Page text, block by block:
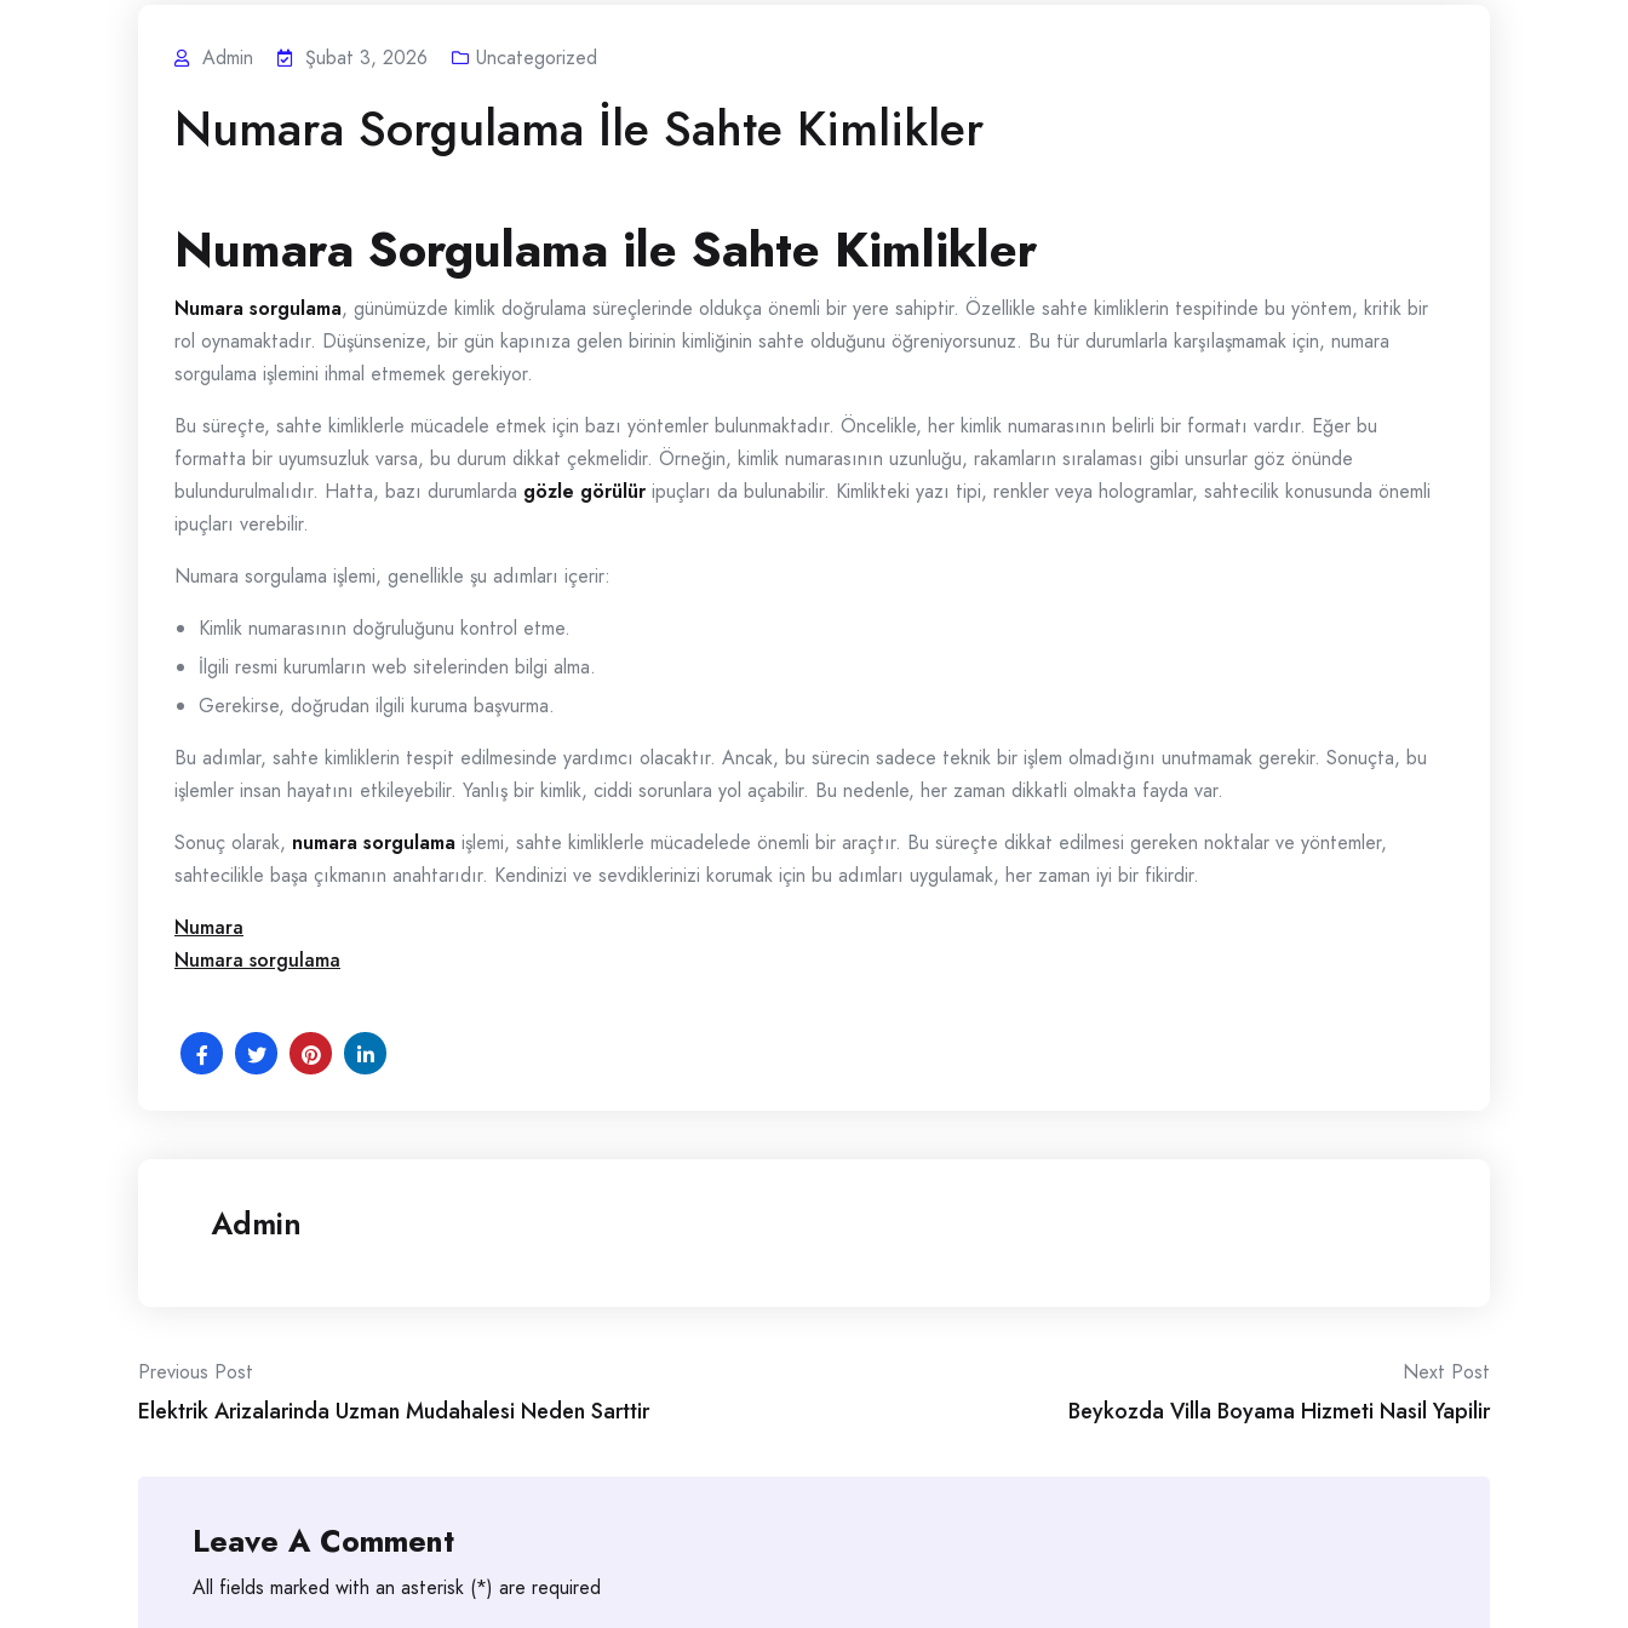
Admin Şubat 3, 2026 Uncategorized
Numara Sorgulama İle Sahte Kimlikler
Numara Sorgulama ile Sahte Kimlikler
Numara sorgulama, günümüzde kimlik doğrulama süreçlerinde oldukça önemli bir yere sahiptir. Özellikle sahte kimliklerin tespitinde bu yöntem, kritik bir
rol oynamaktadır. Düşünsenize, bir gün kapınıza gelen birinin kimliğinin sahte olduğunu öğreniyorsunuz. Bu tür durumlarla karşılaşmamak için, numara
sorgulama işlemini ihmal etmemek gerekiyor.
Bu süreçte, sahte kimliklerle mücadele etmek için bazı yöntemler bulunmaktadır. Öncelikle, her kimlik numarasının belirli bir formatı vardır. Eğer bu
formatta bir uyumsuzluk varsa, bu durum dikkat çekmelidir. Örneğin, kimlik numarasının uzunluğu, rakamların sıralaması gibi unsurlar göz önünde
bulundurulmalıdır. Hatta, bazı durumlarda gözle görülür ipuçları da bulunabilir. Kimlikteki yazı tipi, renkler veya hologramlar, sahtecilik konusunda önemli
ipuçları verebilir.
Numara sorgulama işlemi, genellikle şu adımları içerir:
Kimlik numarasının doğruluğunu kontrol etme.
İlgili resmi kurumların web sitelerinden bilgi alma.
Gerekirse, doğrudan ilgili kuruma başvurma.
Bu adımlar, sahte kimliklerin tespit edilmesinde yardımcı olacaktır. Ancak, bu sürecin sadece teknik bir işlem olmadığını unutmamak gerekir. Sonuçta, bu
işlemler insan hayatını etkileyebilir. Yanlış bir kimlik, ciddi sorunlara yol açabilir. Bu nedenle, her zaman dikkatli olmakta fayda var.
Sonuç olarak, numara sorgulama işlemi, sahte kimliklerle mücadelede önemli bir araçtır. Bu süreçte dikkat edilmesi gereken noktalar ve yöntemler,
sahtecilikle başa çıkmanın anahtarıdır. Kendinizi ve sevdiklerinizi korumak için bu adımları uygulamak, her zaman iyi bir fikirdir.
Numara
Numara sorgulama
Admin
Post
navigation
Previous Post
Elektrik Arizalarinda Uzman Mudahalesi Neden Sarttir
Next Post
Beykozda Villa Boyama Hizmeti Nasil Yapilir
Leave A Comment
All fields marked with an asterisk (*) are required